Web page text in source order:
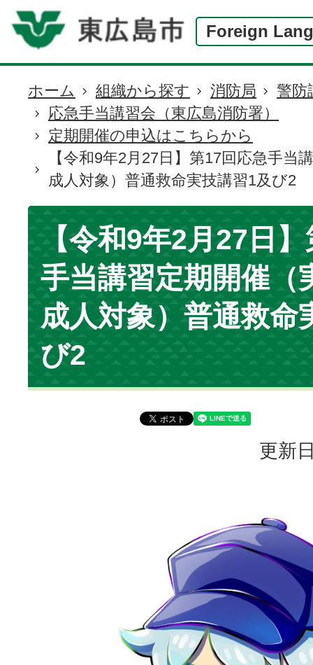
Foreign
現
在
の
ホーム 組織から探す 消防局
警防
応急手当講習会（東広島消防署）
定期開催の申込はこちらから
【令和9年2月27日】第17回応急手当
成人対象）普通救命実技講習1及び2
【令和9年2月27日
手当講習定期開催（
成人対象）普通救命
び2
更新